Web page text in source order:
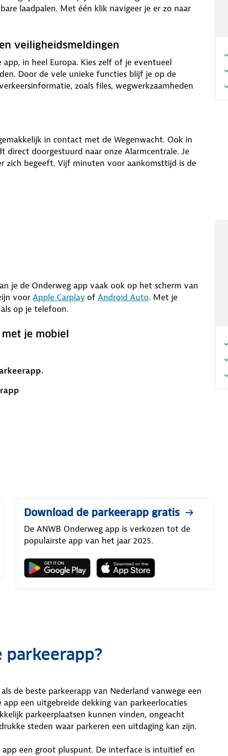
laadpalen. Met één klik navigeer je er zo naar
veiligheidsmeldingen
in heel Europa. Kies zelf of je eventueel
Door de vele unieke functies blijf je op de
zoals files, wegwerkzaamheden
in contact met de Wegenwacht. Ook in
doorgestuurd naar onze Alarmcentrale. Je
zich begeeft. Vijf minuten voor aankomsttijd is de
je de Onderweg app vaak ook op het scherm van
voor Apple Carplay of Android Auto. Met je
op je telefoon.
je mobiel
Download de parkeerapp gratis
De ANWB Onderweg app is verkozen tot de
populairste app van het jaar 2025.
parkeerapp?
de beste parkeerapp van Nederland vanwege een
een uitgebreide dekking van parkeerlocaties
parkeerplaatsen kunnen vinden, ongeacht
steden waar parkeren een uitdaging kan zijn.
een groot pluspunt. De interface is intuïtief en